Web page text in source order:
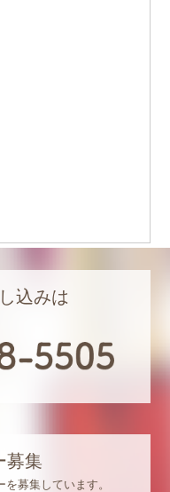
込みは
募集
募集しています。